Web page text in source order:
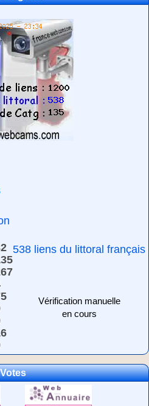
538 liens du littoral français
Vérification manuelle
en cours
Votes